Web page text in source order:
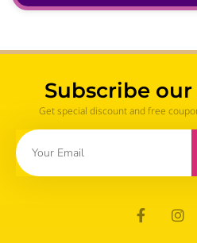
Subscribe
Get special discount and free